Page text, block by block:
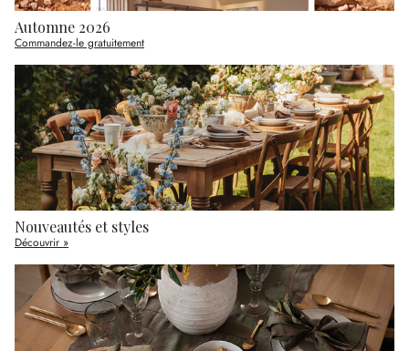
Automne 2026
Commandez-le gratuitement
Nouveautés et styles
Découvrir »